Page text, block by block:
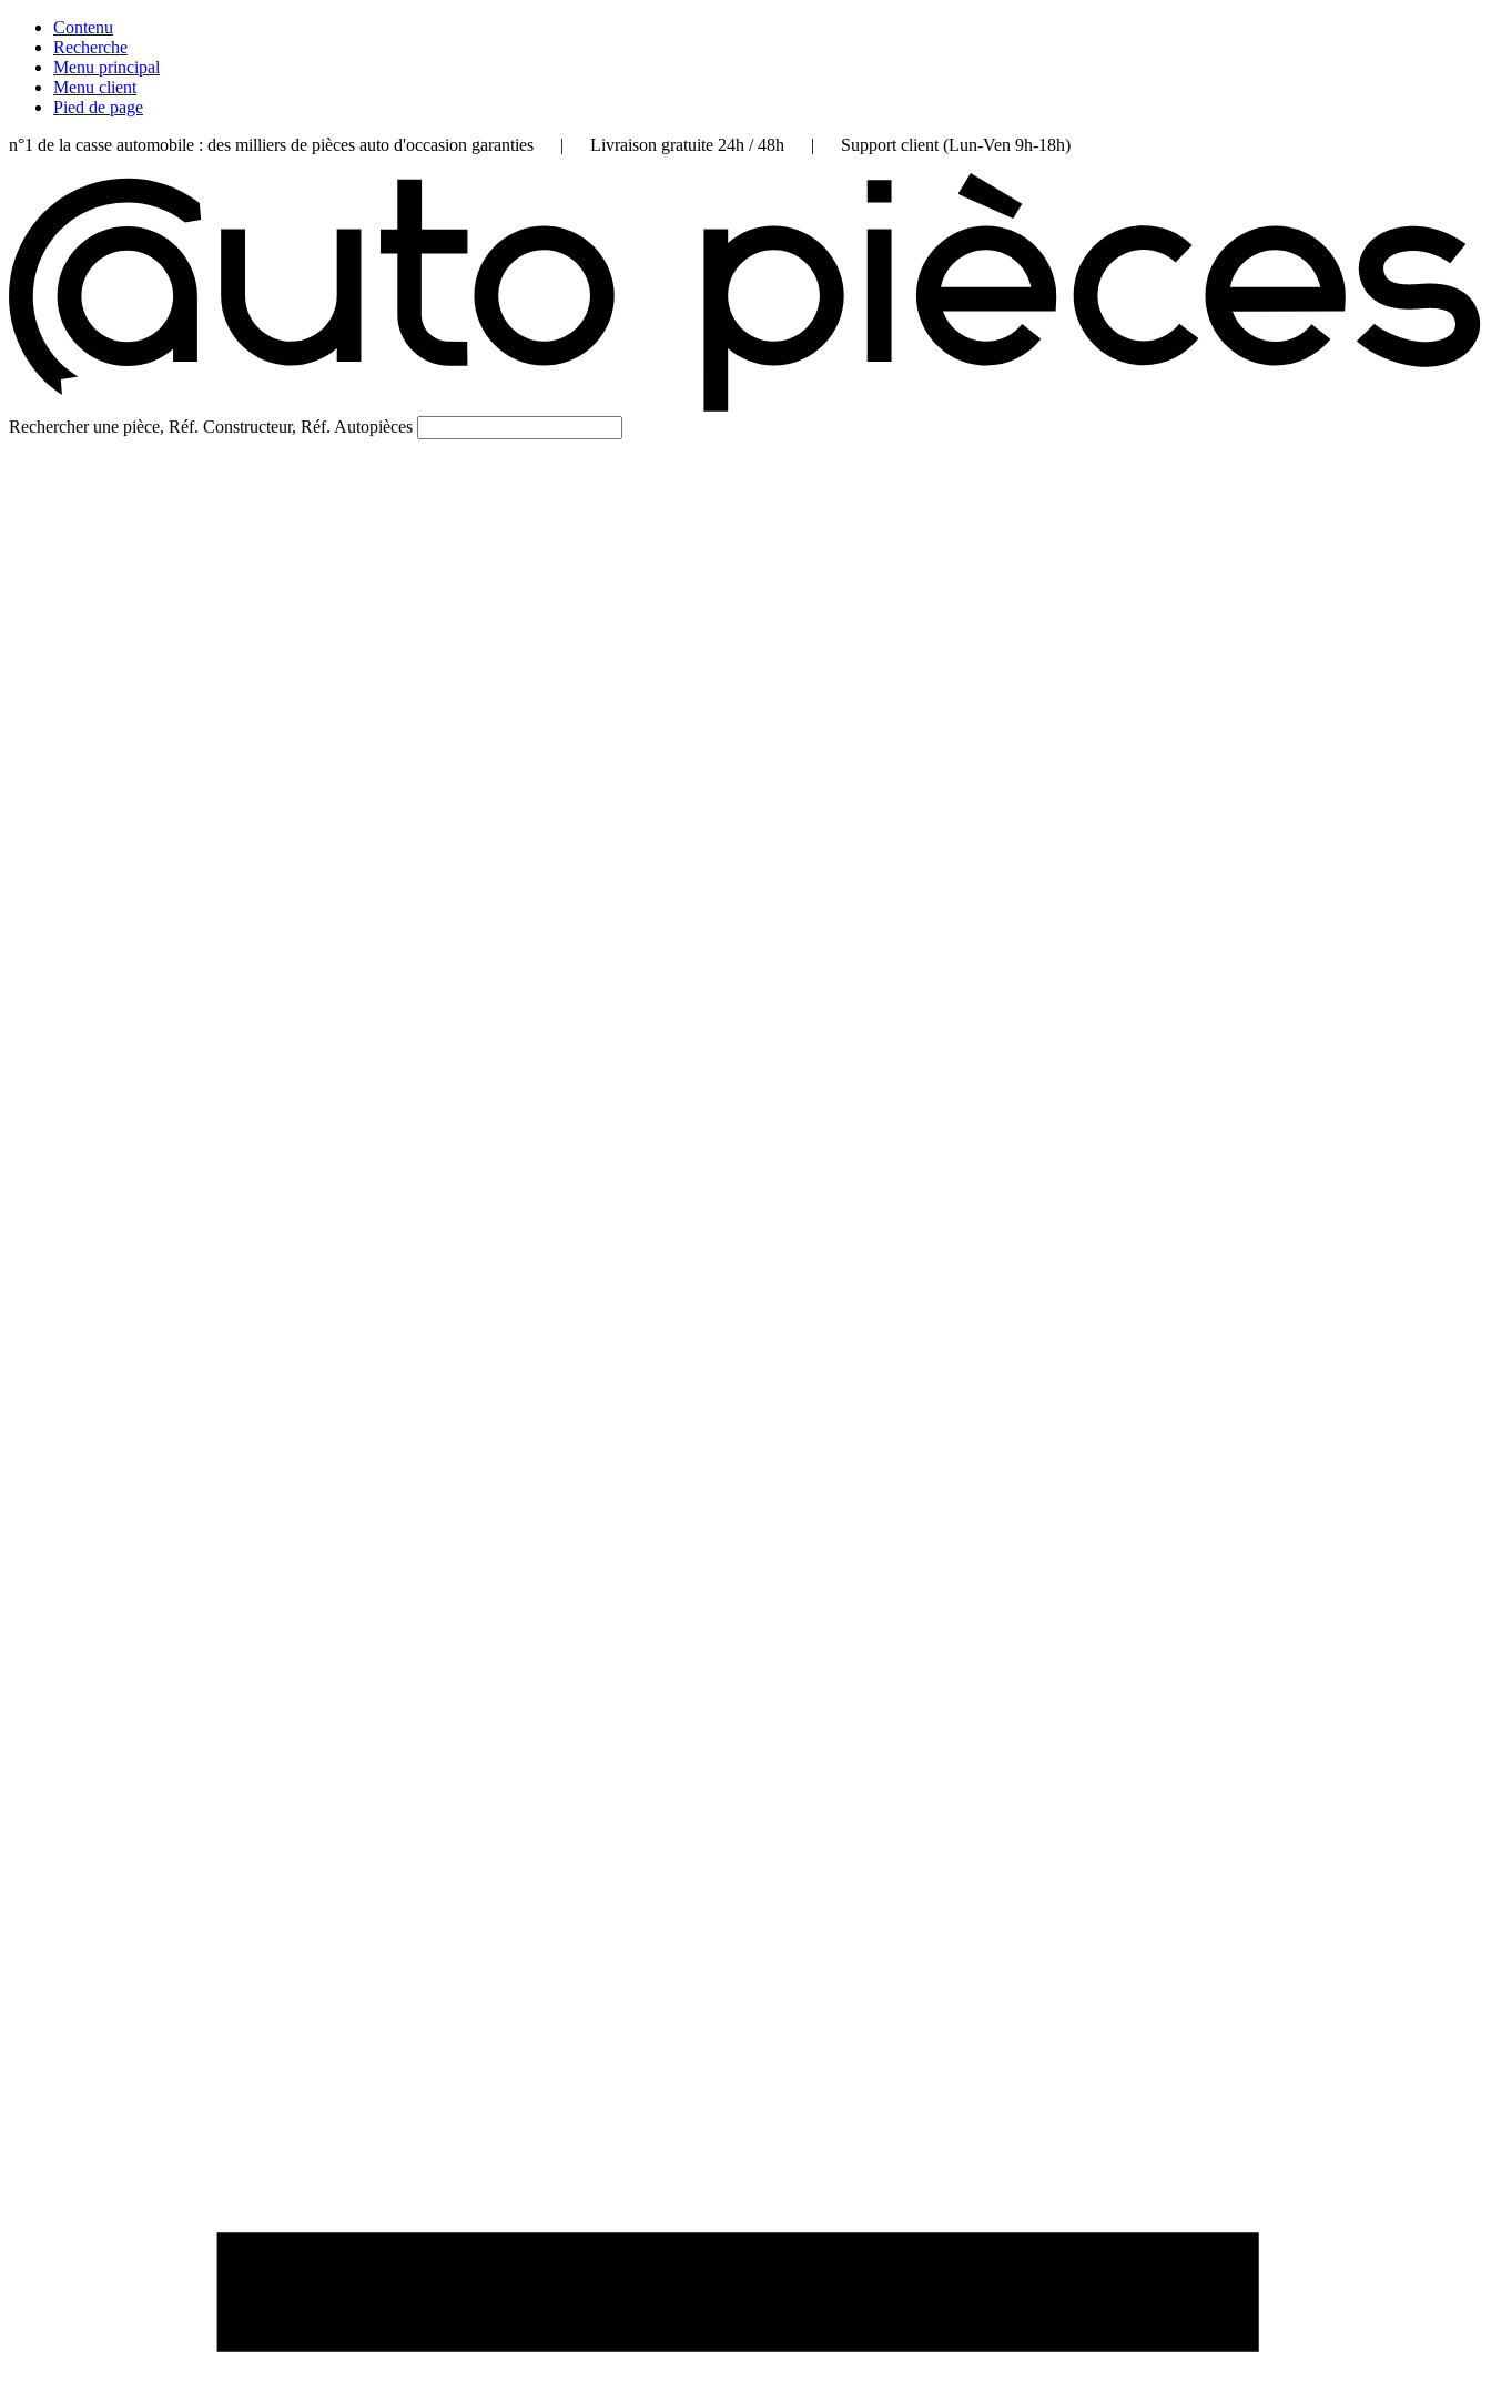
Contenu
Recherche
Menu principal
Menu client
Pied de page
n°1 de la casse automobile : des milliers de pièces auto d'occasion garanties | Livraison gratuite 24h / 48h | Support client (Lun-Ven 9h-18h)
Rechercher une pièce, Réf. Constructeur, Réf. Autopièces